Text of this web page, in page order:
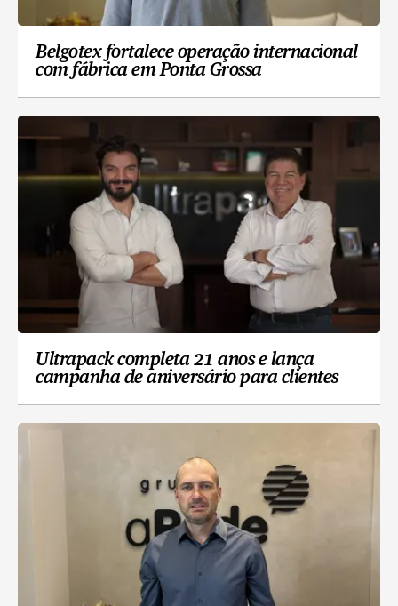
Belgotex fortalece operação internacional
com fábrica em Ponta Grossa
Ultrapack completa 21 anos e lança
campanha de aniversário para clientes